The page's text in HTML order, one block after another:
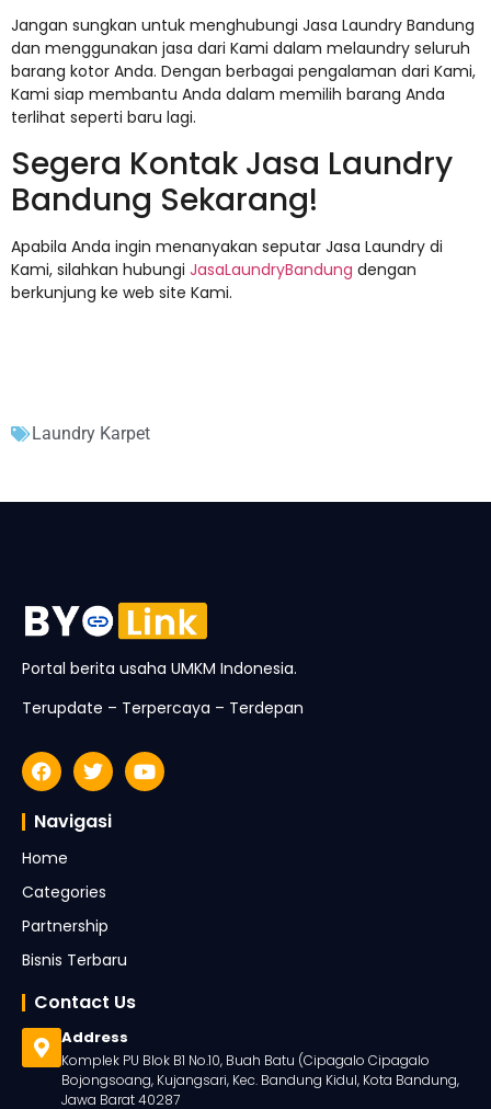
Jangan sungkan untuk menghubungi Jasa Laundry Bandung
dan menggunakan jasa dari Kami dalam melaundry seluruh
barang kotor Anda. Dengan berbagai pengalaman dari Kami,
Kami siap membantu Anda dalam memilih barang Anda
terlihat seperti baru lagi.
Segera Kontak Jasa Laundry
Bandung Sekarang!
Apabila Anda ingin menanyakan seputar Jasa Laundry di
Kami, silahkan hubungi JasaLaundryBandung dengan
berkunjung ke web site Kami.
Laundry Karpet
Portal berita usaha UMKM Indonesia.
Terupdate – Terpercaya – Terdepan
Navigasi
Home
Categories
Partnership
Bisnis Terbaru
Contact Us
Address
Komplek PU Blok B1 No.10, Buah Batu (Cipagalo Cipagalo
Bojongsoang, Kujangsari, Kec. Bandung Kidul, Kota Bandung,
Jawa Barat 40287